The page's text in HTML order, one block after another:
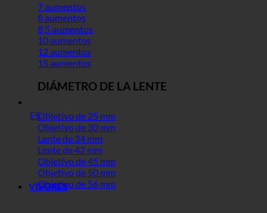
ES
7 aumentos
8 aumentos
8,5 aumentos
10 aumentos
12 aumentos
15 aumentos
DIÁMETRO DE LA LENTE
Objetivo de 25 mm
Objetivo de 30 mm
Lente de 34 mm
Lente de 42 mm
Objetivo de 45 mm
Objetivo de 50 mm
Objetivo de 56 mm
VISORES